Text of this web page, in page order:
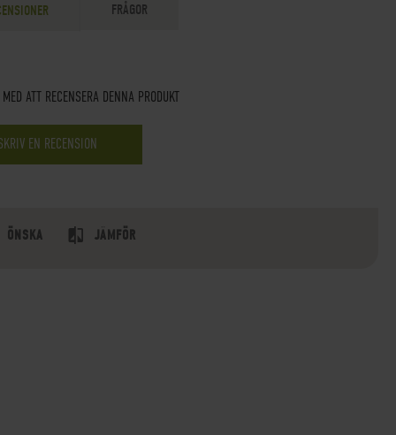
ATT RECENSERA DENNA PRODUKT
EN RECENSION
FRÅGOR
ÖNSKA JÄMFÖR